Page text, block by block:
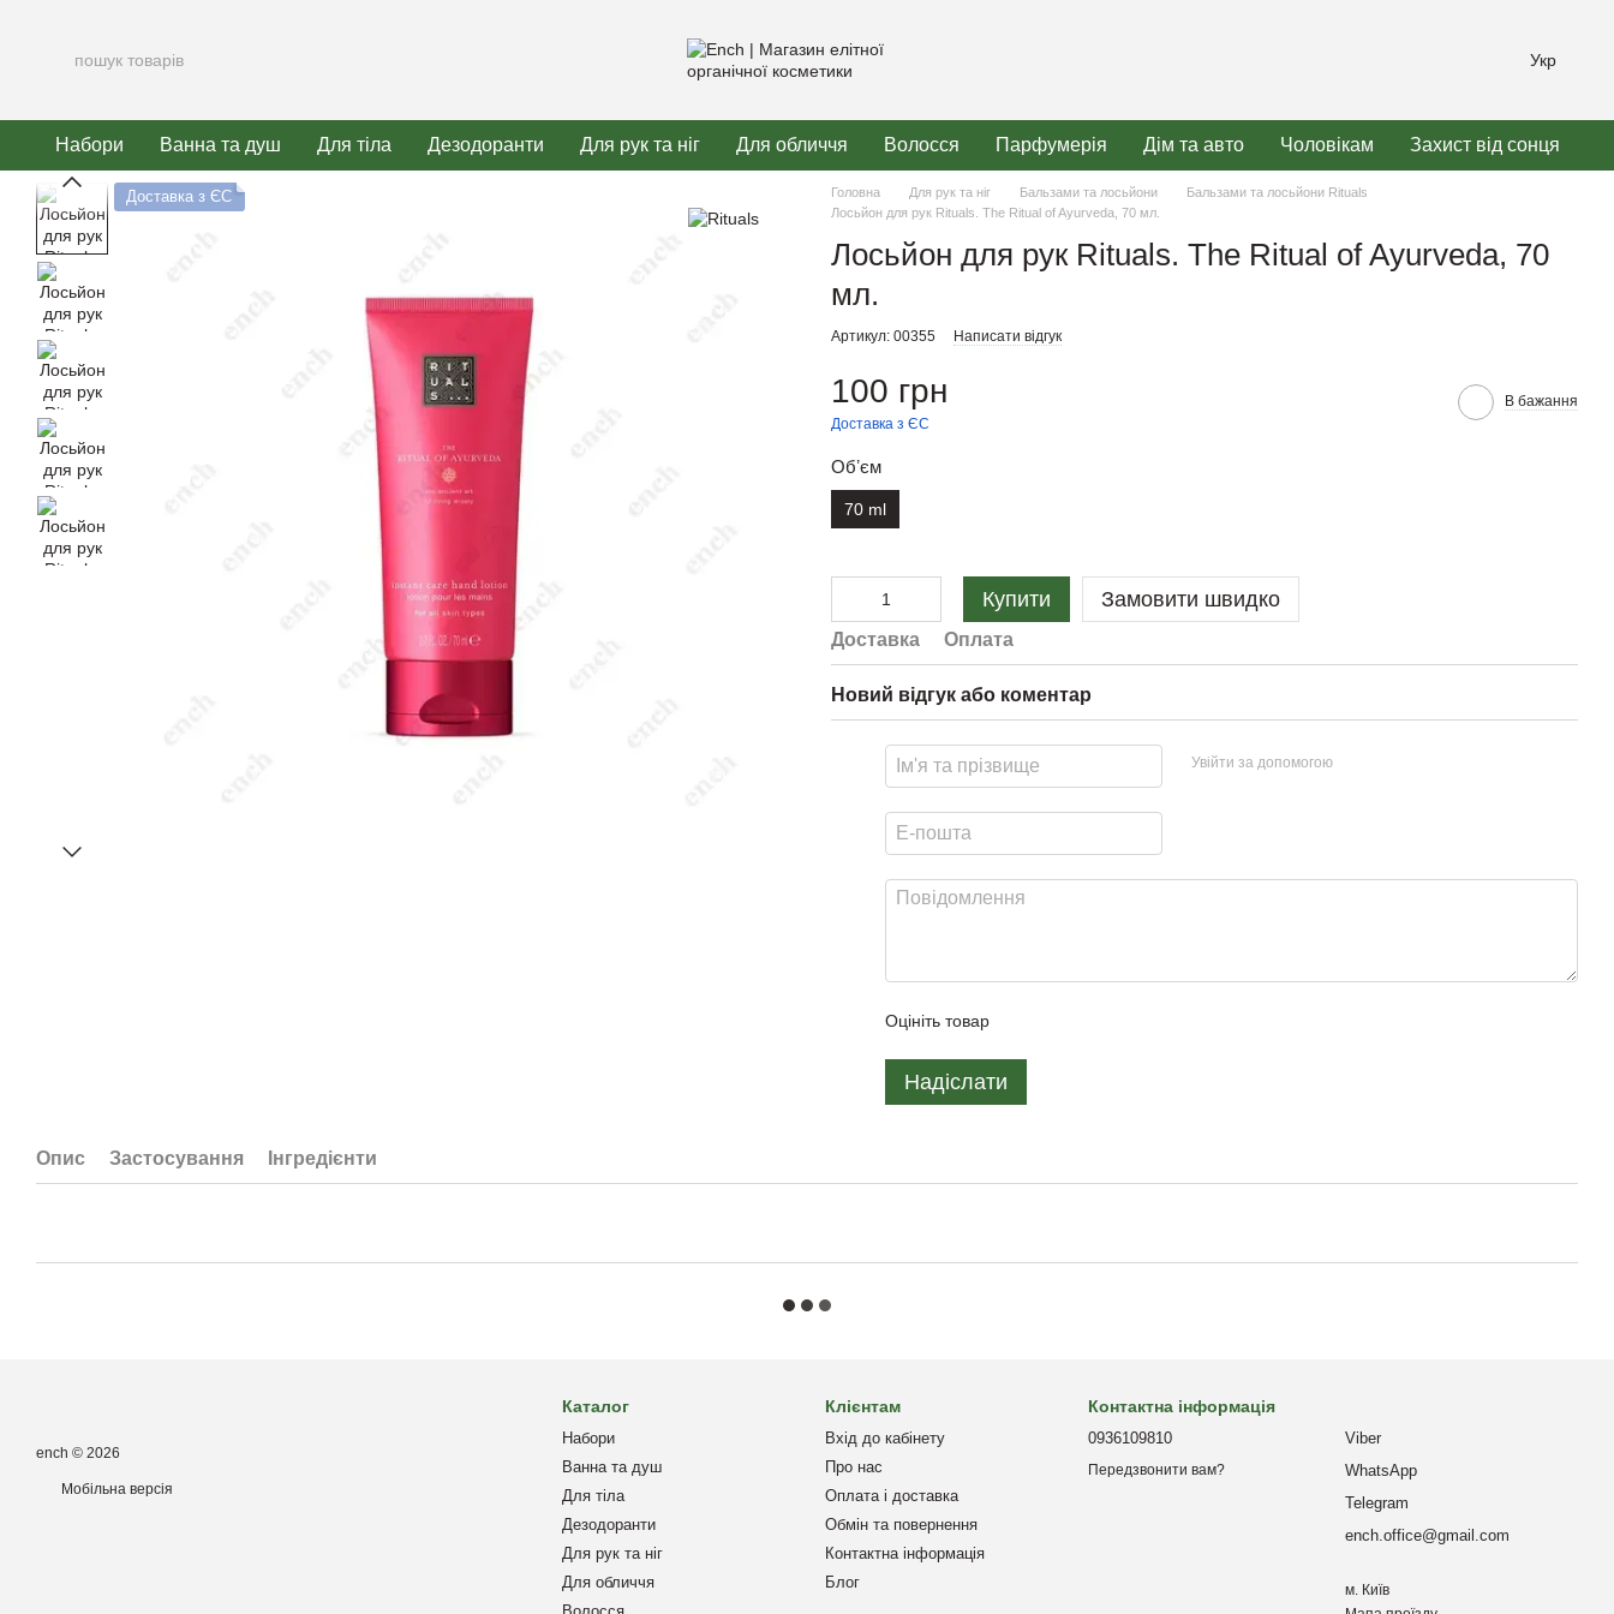
Укр
Набори Ванна та душ Для тіла Дезодоранти Для рук та ніг Для обличчя Волосся Парфумерія Дім та авто Чоловікам Захист від сонця
Доставка з ЄС Головна Для рук та ніг Бальзами та лосьйони
Бальзами та лосьйони Rituals
Лосьйон для рук Rituals. The Ritual of Ayurveda, 70 мл.
Лосьйон для рук Rituals. The Ritual of Ayurveda, 70
мл.
Артикул: 00355 Написати відгук
100 грн
Доставка з ЄС
В бажання
Обʼєм
70 ml
Купити Замовити швидко
Доставка Оплата
Новий відгук або коментар
Увійти за допомогою
Оцініть товар
Надіслати
Опис Застосування Інгредієнти
ench © 2026
Мобільна версія
Каталог
Набори
Ванна та душ
Для тіла
Дезодоранти
Для рук та ніг
Для обличчя
Клієнтам
Вхід до кабінету
Про нас
Оплата і доставка
Обмін та повернення
Контактна інформація
Блог
Контактна інформація
0936109810
Передзвонити вам?
Viber
WhatsApp
Telegram
ench.office@gmail.com
м. Київ